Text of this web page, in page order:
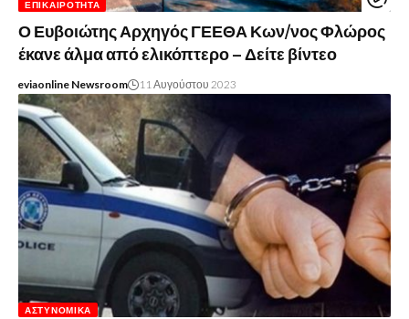
ΕΠΙΚΑΙΡΌΤΗΤΑ
Ο Ευβοιώτης Αρχηγός ΓΕΕΘΑ Κων/νος Φλώρος
έκανε άλμα από ελικόπτερο – Δείτε βίντεο
eviaonline Newsroom 11 Αυγούστου 2023
ΑΣΤΥΝΟΜΙΚΆ